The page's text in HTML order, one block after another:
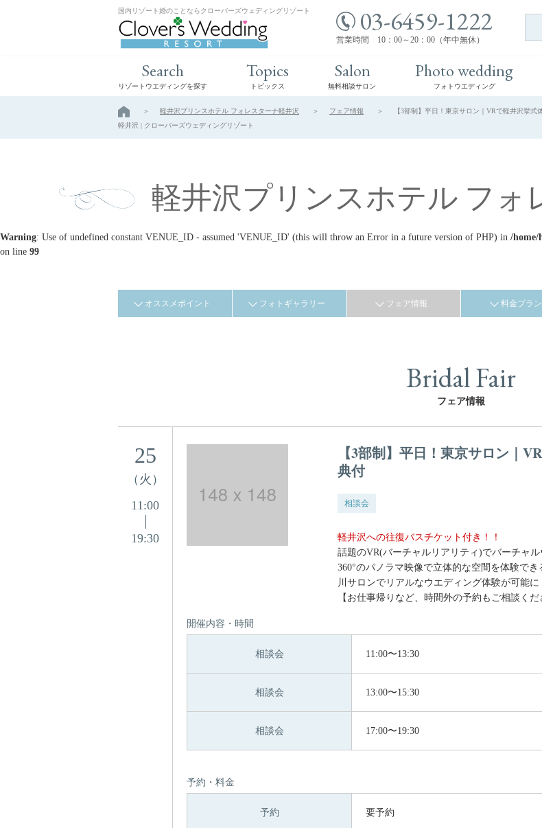
国内リゾート婚のことならクローバーズウェディングリゾート 03-6459-1222
営業時間 10：00～20：00（年中無休）
Search
リゾートウエディングを探す
Topics
トピックス
Salon
無料相談サロン
Photo wedding
フォトウエディング
軽井沢プリンスホテル フォレスターナ軽井沢 フェア情報
【3部制】平日！東京サロン｜VRで軽井沢挙
軽井沢 | クローバーズウェディングリゾート
軽井沢プリンスホテル フォ
Warning: Use of undefined constant VENUE_ID - assumed 'VENUE_ID' (this will throw an Error in a future version of PHP) in /home/
on line 99
オススメポイント フォトギャラリー フェア情報 料金プラン
Bridal Fair
フェア情報
25
（火）
11:00
19:30
【3部制】平日！東京サロン｜
典付
相談会
軽井沢への往復バスチケット付き！！
話題のVR(バーチャルリアリティ)でバーチャル
360°のパノラマ映像で立体的な空間を体験で
川サロンでリアルなウエディング体験が可能に
【お仕事帰りなど、時間外の予約もご相談くだ
開催内容・時間
相談会 11:00〜13:30
相談会 13:00〜15:30
相談会 17:00〜19:30
予約・料金
予約 要予約